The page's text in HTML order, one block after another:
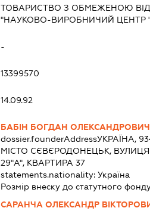
ТОВАРИСТВО З ОБМЕЖЕНОЮ
"НАУКОВО-ВИРОБНИЧИЙ ЦЕНТР
-
13399570
14.09.92
БАБІН БОГДАН ОЛЕКСАНДРОВИЧ
dossier.founderAddressУКРАЇНА,
МІСТО СЄВЄРОДОНЕЦЬК,
29"А", КВАРТИРА 37
statements.nationality:Україна
Розмір внеску до статутного
САРАНЧА ОЛЕКСАНДР